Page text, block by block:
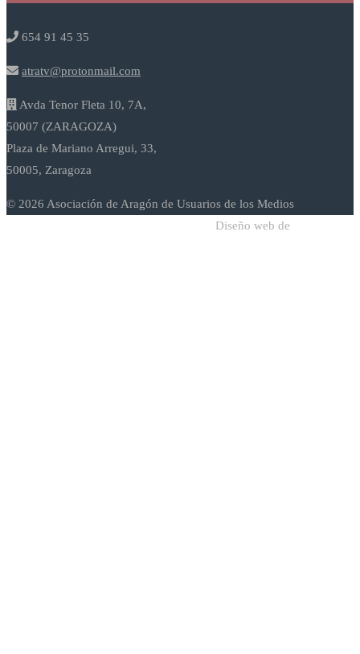
654 91 45 35
atratv@protonmail.com
Avda Tenor Fleta 10, 7A,
50007 (ZARAGOZA)
Plaza de Mariano Arregui, 33,
50005, Zaragoza
© 2026 Asociación de Aragón de Usuarios de los Medios
Diseño web de